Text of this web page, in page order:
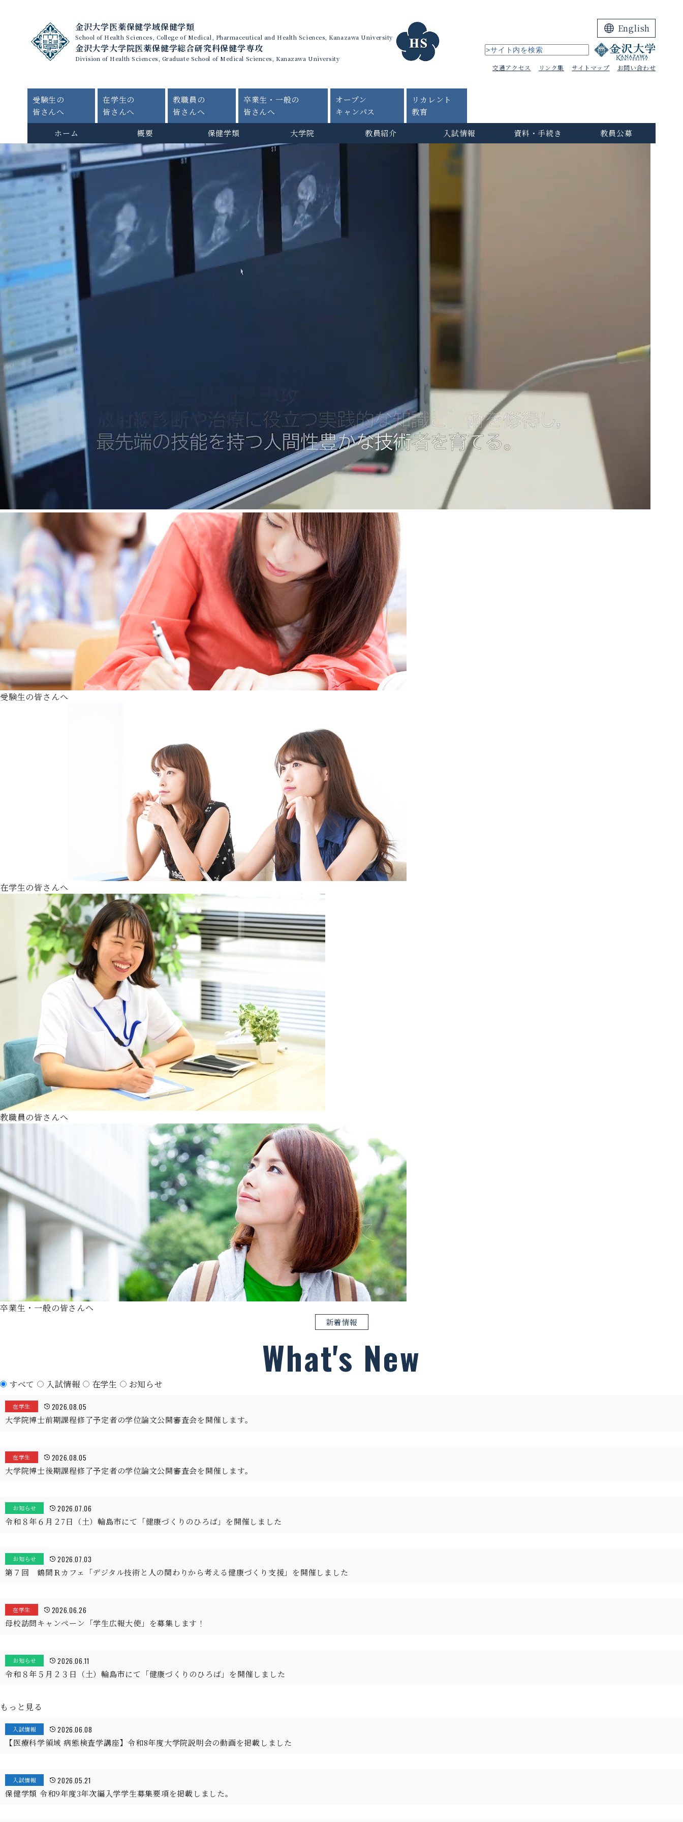
金沢大学医薬保健学域保健学類
School of Health Sciences, College of Medical, Pharmaceutical and Health Sciences, Kanazawa University
金沢大学大学院医薬保健学総合研究科保健学専攻
Division of Health Sciences, Graduate School of Medical Sciences, Kanazawa University
English
交通アクセス リンク集 サイトマップ お問い合わせ
受験生の
皆さんへ
在学生の
皆さんへ
教職員の
皆さんへ
卒業生・一般の
皆さんへ
オープン
キャンパス
リカレント
教育
ホーム
概要 保健学類 大学院 教員紹介 入試情報 資料・手続き 教員公募
受験生の皆さんへ
在学生の皆さんへ
教職員の皆さんへ
卒業生・一般の皆さんへ
新着情報
What's New
すべて 入試情報 在学生 お知らせ
在学生 2026.08.05
大学院博士前期課程修了予定者の学位論文公開審査会を開催します。
在学生 2026.08.05
大学院博士後期課程修了予定者の学位論文公開審査会を開催します。
お知らせ 2026.07.06
令和８年６月２7日（土）輪島市にて「健康づくりのひろば」を開催しました
お知らせ 2026.07.03
第７回 鶴間Ｒカフェ「デジタル技術と人の関わりから考える健康づくり支援」を開催しました
在学生 2026.06.26
母校訪問キャンペーン「学生広報大使」を募集します！
お知らせ 2026.06.11
令和８年５月２３日（土）輪島市にて「健康づくりのひろば」を開催しました
もっと見る
入試情報 2026.06.08
【医療科学領域 病態検査学講座】令和8年度大学院説明会の動画を掲載しました
入試情報 2026.05.21
保健学類 令和9年度3年次編入学学生募集要項を掲載しました。